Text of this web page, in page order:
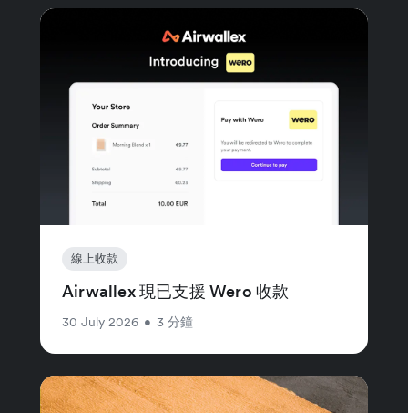
線上收款
Airwallex 現已支援 Wero 收款
30 July 2026 • 3 分鐘